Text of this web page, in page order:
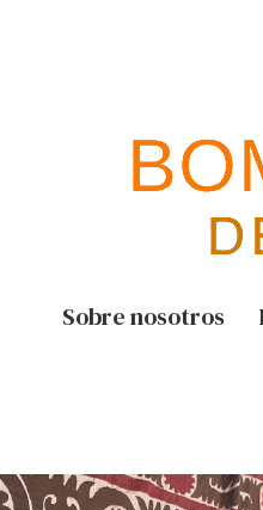
Sobre nosotros